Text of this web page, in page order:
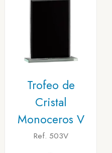
Trofeo de
Cristal
Monoceros V
Ref. 503V